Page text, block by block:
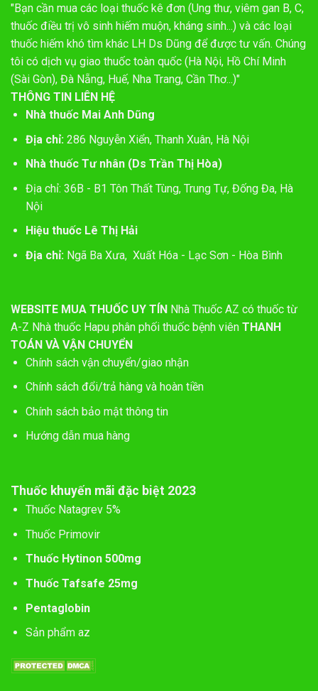
"Bạn cần mua các loại thuốc kê đơn (Ung thư, viêm gan B, C,
thuốc điều trị vô sinh hiếm muộn, kháng sinh...) và các loại
thuốc hiếm khó tìm khác LH Ds Dũng để được tư vấn. Chúng
tôi có dịch vụ giao thuốc toàn quốc (Hà Nội, Hồ Chí Minh
(Sài Gòn), Đà Nẵng, Huế, Nha Trang, Cần Thơ...)"
THÔNG TIN LIÊN HỆ
Nhà thuốc Mai Anh Dũng
Địa chỉ:286 Nguyễn Xiển, Thanh Xuân, Hà Nội
Nhà thuốc Tư nhân (Ds Trần Thị Hòa)
Địa chỉ: 36B - B1 Tôn Thất Tùng, Trung Tự, Đống Đa, Hà
Nội
Hiệu thuốc Lê Thị Hải
Địa chỉ: Ngã Ba Xưa, Xuất Hóa - Lạc Sơn - Hòa Bình
WEBSITE MUA THUỐC UY TÍN Nhà Thuốc AZ có thuốc từ
A-Z Nhà thuốc Hapu phân phối thuốc bệnh viên THANH
TOÁN VÀ VẬN CHUYỂN
Chính sách vận chuyển/giao nhận
Chính sách đổi/trả hàng và hoàn tiền
Chính sách bảo mật thông tin
Hướng dẫn mua hàng
Thuốc khuyến mãi đặc biệt 2023
Thuốc Natagrev 5%
Thuốc Primovir
Thuốc Hytinon 500mg
Thuốc Tafsafe 25mg
Pentaglobin
Sản phẩm az